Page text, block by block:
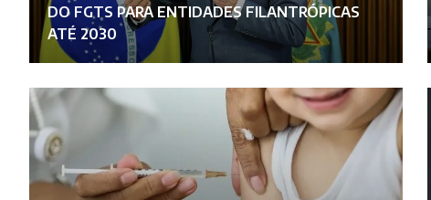
DO FGTS PARA ENTIDADES FILANTRÓPICAS
ATÉ 2030